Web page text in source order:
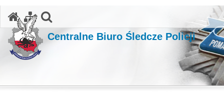
Centralne Biuro Śledcze Policji